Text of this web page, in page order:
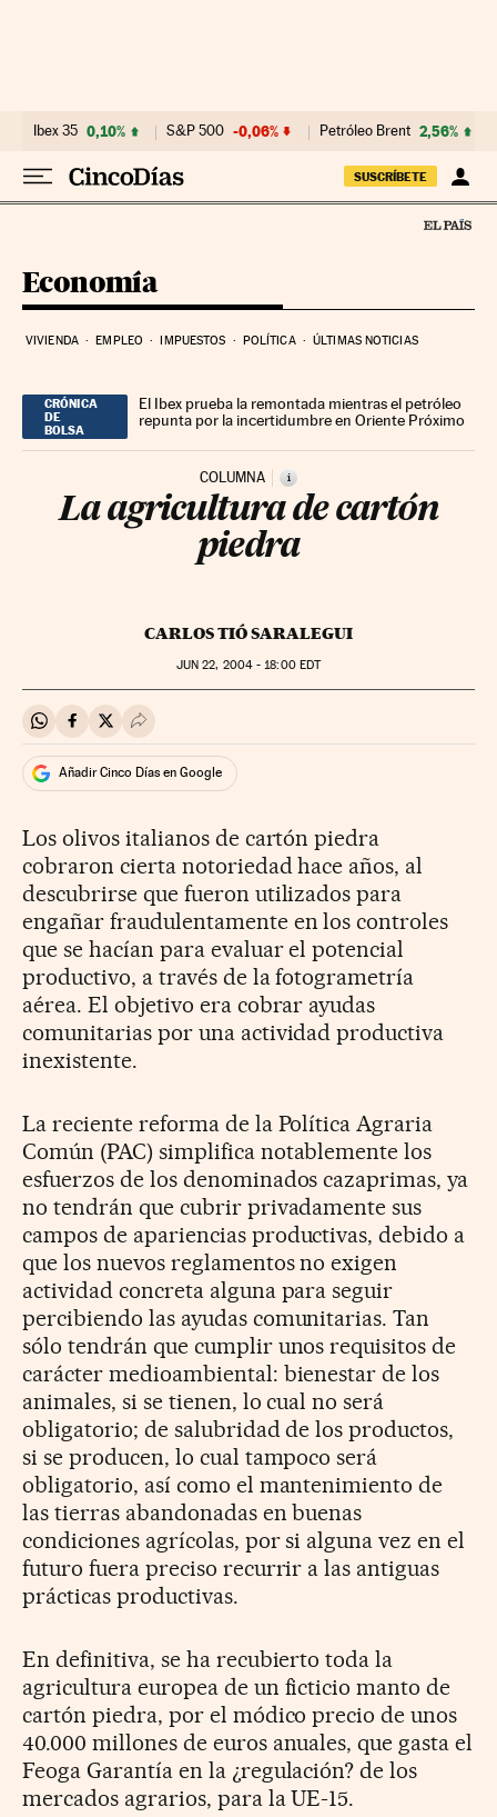
Ibex 35 0,10% S&P 500 -0,06% Petróleo Brent 2,56%
SUSCRÍBETE
Economía
VIVIENDA EMPLEO IMPUESTOS POLÍTICA ÚLTIMAS NOTICIAS
CRÓNICA
DE
BOLSA
El Ibex prueba la remontada mientras el petróleo
repunta por la incertidumbre en Oriente Próximo
COLUMNA i
La agricultura de cartón
piedra
CARLOS TIÓ SARALEGUI
JUN 22, 2004 - 18:00EDT
Compartir en Whatsapp
Compartir en Facebook
Compartir en Twitter
Desplegar Redes Sociales
Añadir Cinco Días en Google
Los olivos italianos de cartón piedra
cobraron cierta notoriedad hace años, al
descubrirse que fueron utilizados para
engañar fraudulentamente en los controles
que se hacían para evaluar el potencial
productivo, a través de la fotogrametría
aérea. El objetivo era cobrar ayudas
comunitarias por una actividad productiva
inexistente.
La reciente reforma de la Política Agraria
Común (PAC) simplifica notablemente los
esfuerzos de los denominados cazaprimas, ya
no tendrán que cubrir privadamente sus
campos de apariencias productivas, debido a
que los nuevos reglamentos no exigen
actividad concreta alguna para seguir
percibiendo las ayudas comunitarias. Tan
sólo tendrán que cumplir unos requisitos de
carácter medioambiental: bienestar de los
animales, si se tienen, lo cual no será
obligatorio; de salubridad de los productos,
si se producen, lo cual tampoco será
obligatorio, así como el mantenimiento de
las tierras abandonadas en buenas
condiciones agrícolas, por si alguna vez en el
futuro fuera preciso recurrir a las antiguas
prácticas productivas.
En definitiva, se ha recubierto toda la
agricultura europea de un ficticio manto de
cartón piedra, por el módico precio de unos
40.000 millones de euros anuales, que gasta el
Feoga Garantía en la ¿regulación? de los
mercados agrarios, para la UE-15.